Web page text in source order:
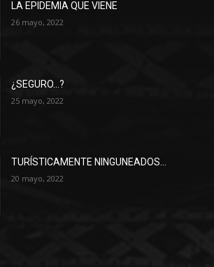
LA EPIDEMIA QUE VIENE
26 mayo, 2022
¿SEGURO…?
25 mayo, 2022
TURÍSTICAMENTE NINGUNEADOS…
20 mayo, 2022